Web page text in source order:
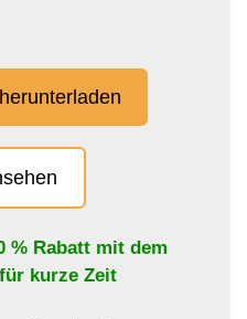
% Rabatt mit dem
kurze Zeit